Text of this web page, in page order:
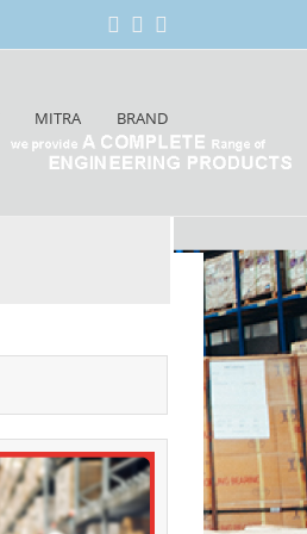
MITRA BRAND